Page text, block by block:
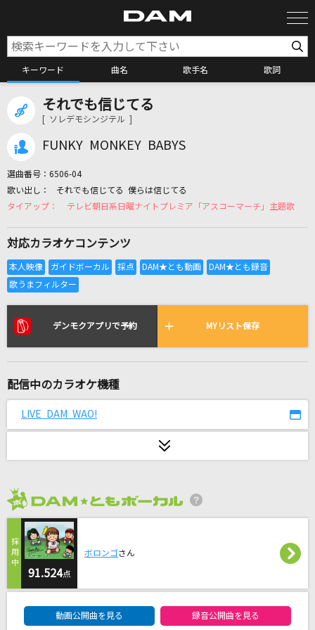
キーワード 曲名 歌手名 歌詞
カラオケ検索
カラオケリクエスト
リアルタイムで歌われている曲の一覧
[生音]カブトムシ
Janne Da Arc
[プロオケ]I LOVE YOU
NANA starring MIKA NAKASHIMA
[生音]ロマンスの神様
広瀬香美
田園
玉置浩二
それでも信じてる
[ ソレデモシンジテル ]
FUNKY MONKEY BABYS
選曲番号： 6506-04
それでも信じてる 僕らは信じてる
テレビ朝日系日曜ナイトプレミア「アスコーマーチ」主題歌
対応カラオケコンテンツ
デンモクアプリで予約 MYリスト保存
配信中のカラオケ機種
LIVE DAM WAO!
91.524点
ボロンゴさん
動画公開曲を見る 録音公開曲を見る